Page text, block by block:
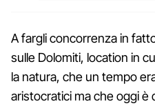
A fargli concorrenza in
sulle Dolomiti, location in
la natura, che un tempo
aristocratici ma che oggi